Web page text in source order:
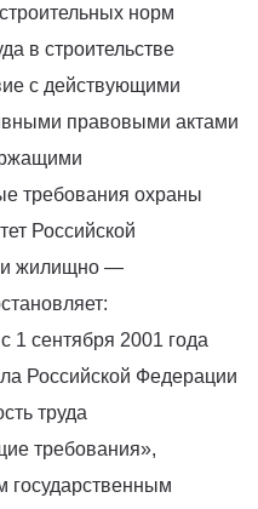
норм
в строительстве
с действующими
правовыми актами
требования охраны
Российской
и жилищно —
1 сентября 2001 года
Российской Федерации
труда
требования»,
государственным